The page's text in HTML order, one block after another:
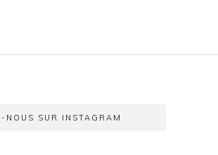
NOUS SUR INSTAGRAM